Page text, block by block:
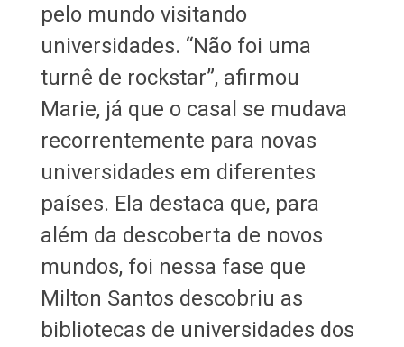
pelo mundo visitando
universidades. “Não foi uma
turnê de rockstar”, afirmou
Marie, já que o casal se mudava
recorrentemente para novas
universidades em diferentes
países. Ela destaca que, para
além da descoberta de novos
mundos, foi nessa fase que
Milton Santos descobriu as
bibliotecas de universidades dos